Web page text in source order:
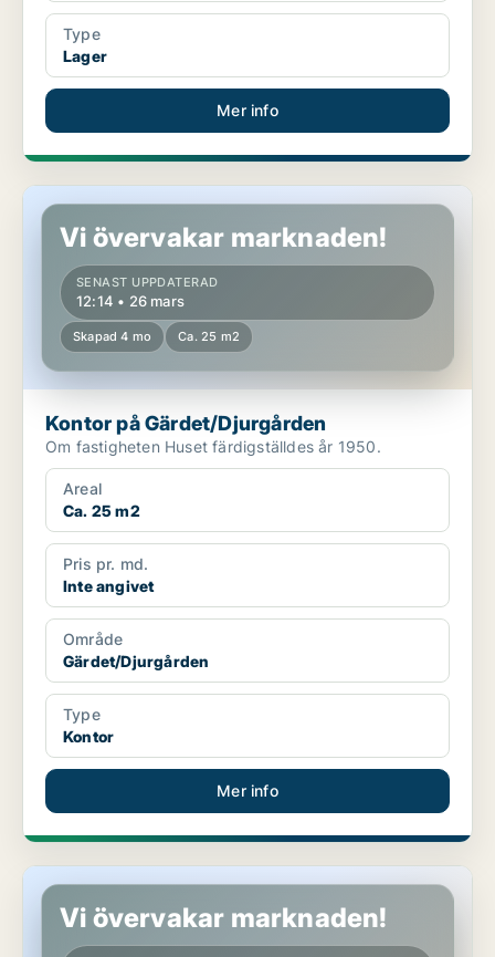
Type
Lager
Mer info
Kontor på Gärdet/Djurgården
Vi övervakar marknaden!
SENAST UPPDATERAD
12:14 • 26 mars
Skapad 4 mo Ca. 25 m2
Kontor på Gärdet/Djurgården
Om fastigheten Huset färdigställdes år 1950.
Areal
Ca. 25 m2
Pris pr. md.
Inte angivet
Område
Gärdet/Djurgården
Type
Kontor
Mer info
Kontor på Gärdet/Djurgården
Vi övervakar marknaden!